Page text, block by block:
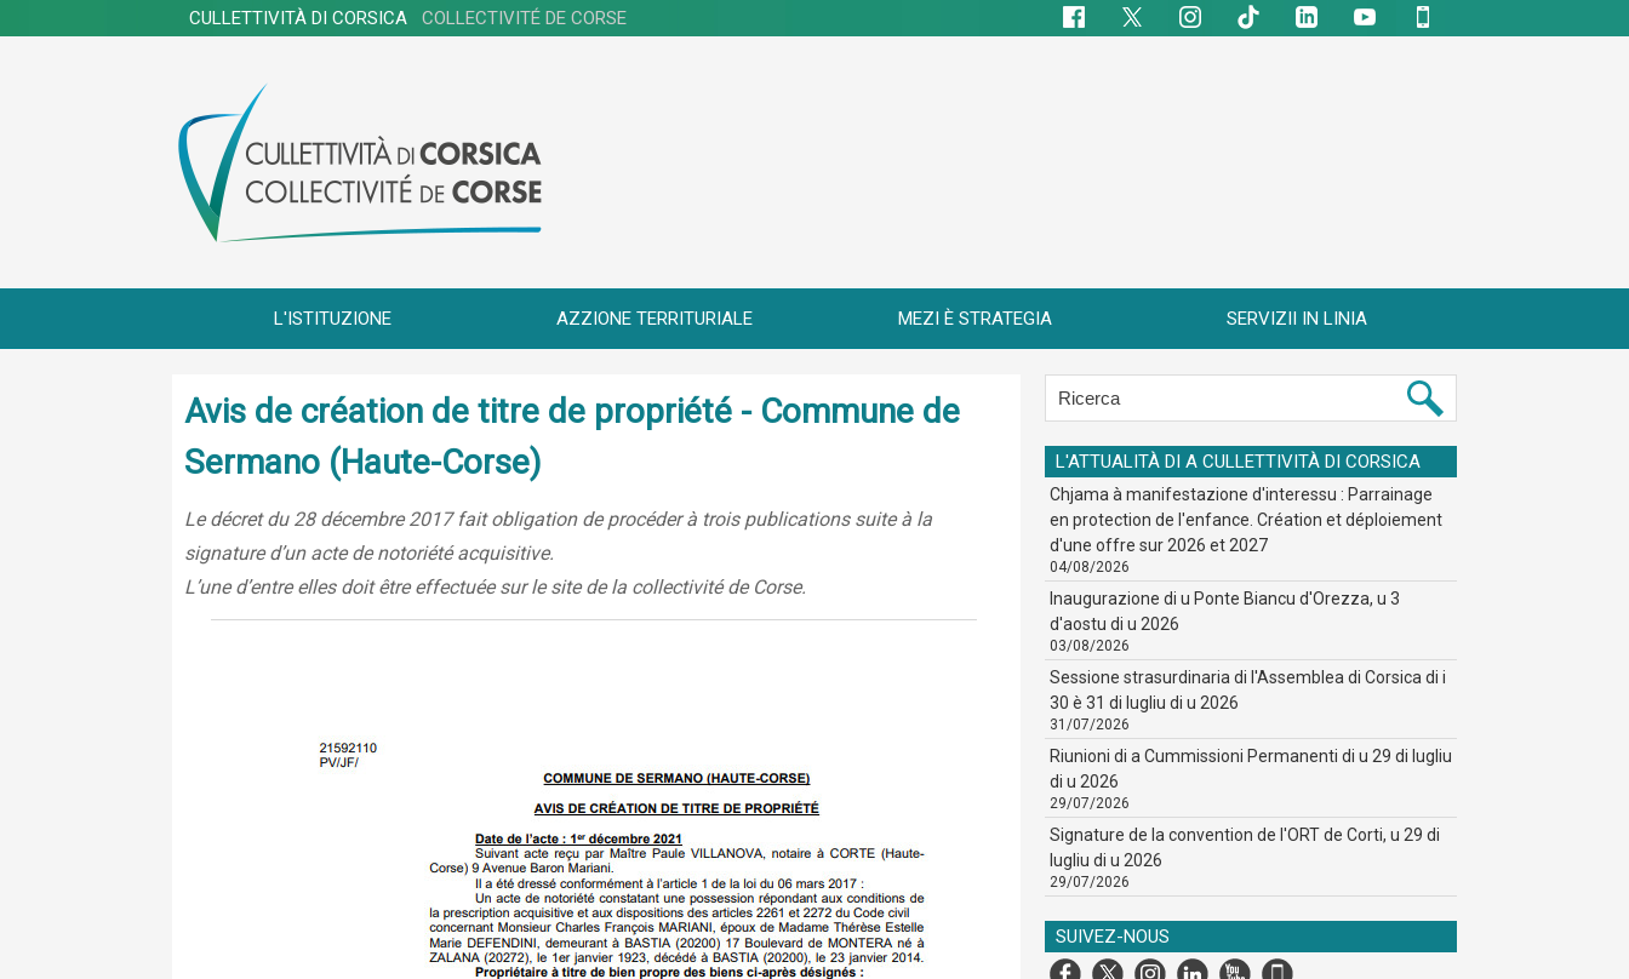
CULLETTIVITÀ DI CORSICA COLLECTIVITÉ DE CORSE
L'ISTITUZIONE AZZIONE TERRITURIALE MEZI È STRATEGIA SERVIZII IN LINIA
Avis de création de titre de propriété - Commune de
Sermano (Haute-Corse)
Le décret du 28 décembre 2017 fait obligation de procéder à trois publications suite à la
signature d’un acte de notoriété acquisitive.
L’une d’entre elles doit être effectuée sur le site de la collectivité de Corse.
L'ATTUALITÀ DI A CULLETTIVITÀ DI CORSICA
Chjama à manifestazione d'interessu : Parrainage
en protection de l'enfance. Création et déploiement
d'une offre sur 2026 et 2027
04/08/2026
Inaugurazione di u Ponte Biancu d'Orezza, u 3
d'aostu di u 2026
03/08/2026
Sessione strasurdinaria di l'Assemblea di Corsica di i
30 è 31 di lugliu di u 2026
31/07/2026
Riunioni di a Cummissioni Permanenti di u 29 di lugliu
di u 2026
29/07/2026
Signature de la convention de l'ORT de Corti, u 29 di
lugliu di u 2026
29/07/2026
SUIVEZ-NOUS